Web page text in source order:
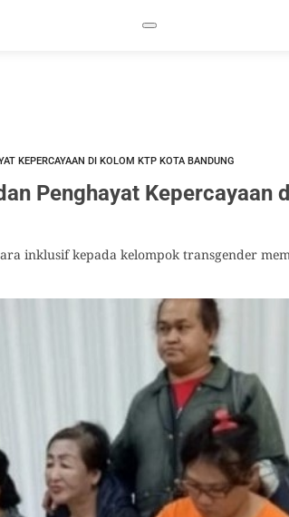
KEPERCAYAAN DI KOLOM KTP KOTA BANDUNG
Penghayat Kepercayaan
inklusif kepada kelompok transgender